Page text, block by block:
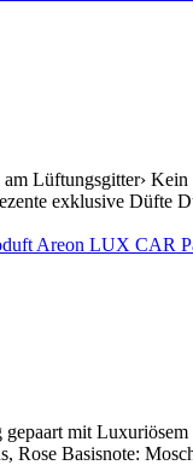
Lüftungsgitter›
exklusive Düfte
mit
Basisnote: